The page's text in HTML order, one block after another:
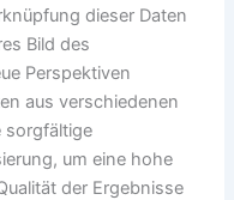
dieser Daten
Bild des
Perspektiven
aus verschiedenen
sorgfältige
um eine hohe
der Ergebnisse